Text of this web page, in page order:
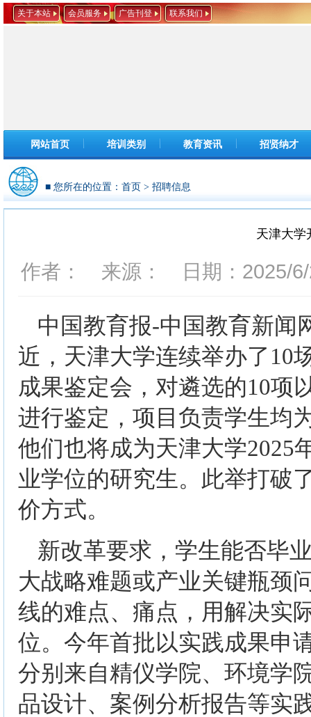
关于本站 会员服务 广告刊登 联系我们
网站首页 培训类别 教育资讯 招贤纳才
■ 您所在的位置： 首页 > 招聘信息
天津大学
作者： 来源： 日期：2025/
中国教育报-中国教育新闻
近，天津大学连续举办了10
成果鉴定会，对遴选的10项
进行鉴定，项目负责学生均
他们也将成为天津大学2025
业学位的研究生。此举打破
价方式。
新改革要求，学生能否毕
大战略难题或产业关键瓶颈
线的难点、痛点，用解决实
位。今年首批以实践成果申
分别来自精仪学院、环境学
品设计、案例分析报告等实